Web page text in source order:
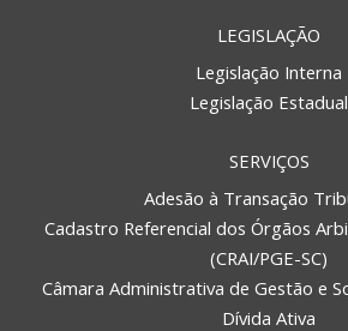
LEGISLAÇÃO
Legislação Interna
Legislação Estadual
SERVIÇOS
Adesão à Transação
Cadastro Referencial dos Órgãos
(CRAI/PGE-SC)
Câmara Administrativa de Gestão e
Dívida Ativa